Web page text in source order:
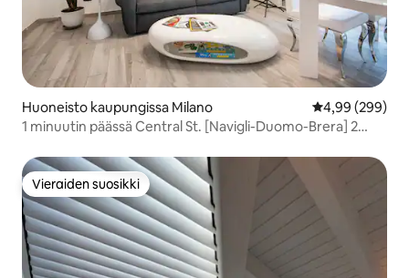
Huoneisto kaupungissa Milano
4,99 (299)
1 minuutin päässä Central St. [Navigli-Duomo-Brera] 2
Vieraiden suosikki
Vieraiden suosikki